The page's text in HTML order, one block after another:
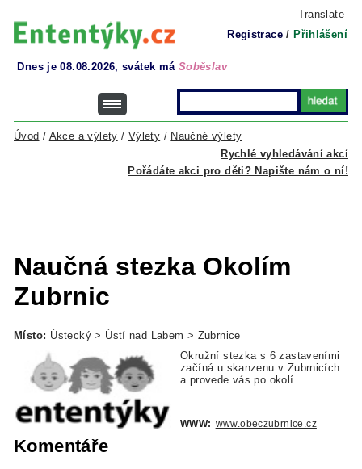
Translate
Registrace / Přihlášení
Dnes je 08.08.2026, svátek má Soběslav
Rychlé vyhledávání akcí
Úvod / Akce a výlety / Výlety / Naučné výlety
Pořádáte akci pro děti? Napište nám o ní!
Naučná stezka Okolím
Zubrnic
Místo: Ústecký > Ústí nad Labem > Zubrnice
Okružní stezka s 6 zastaveními
začíná u skanzenu v Zubrnicích
a provede vás po okolí.
WWW: www.obeczubrnice.cz
Komentáře